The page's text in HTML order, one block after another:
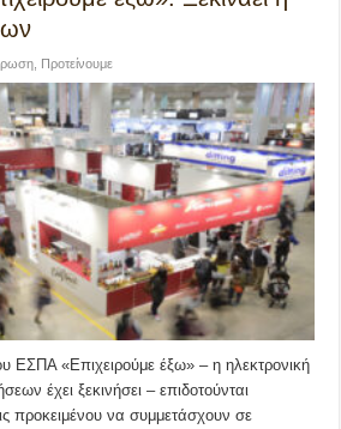
Προτείνουμε
ΕΣΠΑ «Επιχειρούμε έξω» – η ηλεκτρονική
έχει ξεκινήσει – επιδοτούνται
προκειμένου να συμμετάσχουν σε